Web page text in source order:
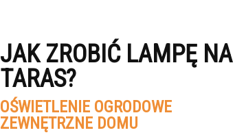
JAK ZROBIĆ LAMPĘ NA
TARAS?
OŚWIETLENIE OGRODOWE
ZEWNĘTRZNE DOMU